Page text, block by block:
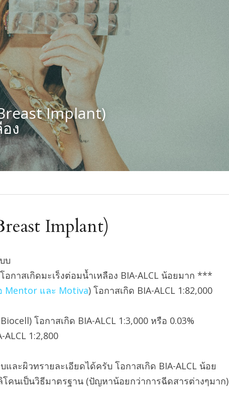
Implant)
ง
Implant)
บ
กาสเกิดมะเร็งต่อมน้ำเหลือง BIA-ALCL น้อยมาก ***
Mentor และ Motiva) โอกาสเกิด BIA-ALCL 1:82,000
โอกาสเกิด BIA-ALCL 1:3,000 หรือ 0.03%
1:2,800
และผิวทรายละเอียดได้ครับ โอกาสเกิด BIA-ALCL น้อย
คนเป็นวิธีมาตรฐาน (ปัญหาน้อยกว่าการฉีดสารต่างๆมาก)